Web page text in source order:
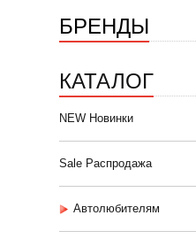
БРЕНДЫ
КАТАЛОГ
NEW Новинки
Sale Распродажа
Автолюбителям